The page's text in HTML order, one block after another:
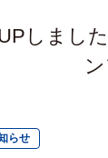
しまし
らせ